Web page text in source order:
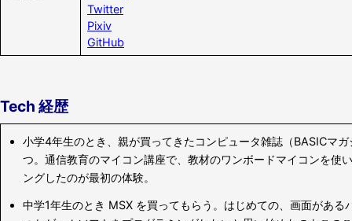
Twitter
Pixiv
GitHub
Tech 経歴
小学4年生のとき、親が買ってきたコンピュータ雑誌（BASICマ
つ。通信教育のマイコン講座で、教材のワンボードマイコンを使
ングしたのが最初の体験。
中学1年生のとき MSX を買ってもらう。はじめての、画面がある